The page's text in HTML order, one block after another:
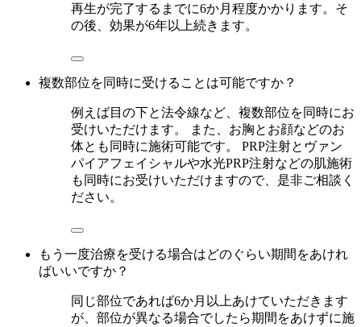
再生が完了するまでに6か月程度かかります。そ
の後、効果が6年以上続きます。
複数部位を同時に受けることは可能ですか？
例えば目の下と法令線など、複数部位を同時にお
受けいただけます。 また、お胸とお顔などのお
体とも同時に施術可能です。 PRP注射とヴァン
パイアフェイシャルや水光PRP注射などの肌施術
も同時にお受けいただけますので、是非ご相談く
ださい。
もう一度治療を受ける場合はどのぐらい期間をあけれ
ばいいですか？
同じ部位であれば6か月以上あけていただきます
が、部位が異なる場合でしたら期間をあけずに施